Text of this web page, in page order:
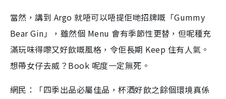
當然，講到 Argo 就唔可以唔提佢哋招牌嘅「Gummy
Bear Gin」，雖然個 Menu 會有季節性更替，但呢種充
滿玩味得嚟又好飲嘅風格，令佢長期 Keep 住有人氣。
想帶女仔去威？Book 呢度一定無死。
網民：「四季出品必屬佳品，杯酒好飲之餘個環境真係